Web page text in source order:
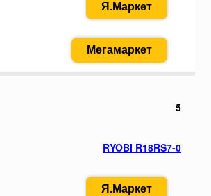
Я.Маркет
Мегамаркет
5
RYOBI R18RS7-0
Я.Маркет